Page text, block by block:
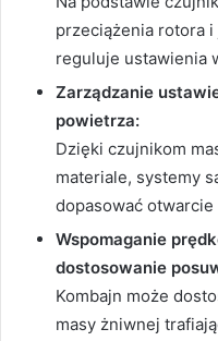
przeciążenia rotora i
reguluje ustawienia
Zarządzanie
powietrza:
Dzięki czujnikom
materiale, systemy
dopasować
Wspomaganie
dostosowanie
Kombajn może
masy żniwnej